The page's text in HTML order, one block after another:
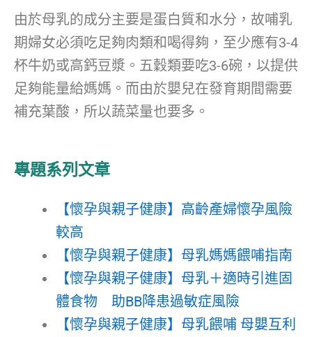
由於母乳的成分主要是蛋白質和水分，故哺乳
期婦女必須吃足夠肉類和喝得夠，至少應有3-4
杯牛奶或高鈣豆漿。五穀類要吃3-6碗，以提供
足夠能量給媽媽。而由於嬰兒在發育期間需要
補充葉酸，所以蔬菜量也要多。
專題系列文章
【懷孕與親子健康】高齡產婦懷孕風險
較高
【懷孕與親子健康】母乳媽媽餵哺指南
【懷孕與親子健康】母乳＋適時引進固
體食物 助BB降患過敏症風險
【懷孕與親子健康】母乳餵哺 母嬰互利